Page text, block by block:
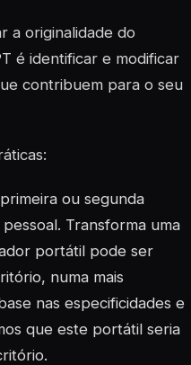
a originalidade do
é identificar e modificar
contribuem para o seu
ou segunda
Transforma uma
portátil pode ser
numa mais
nas especificidades e
que este portátil seria